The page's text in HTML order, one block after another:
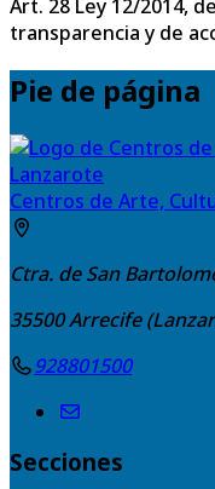
Art. 28 Ley 12/2014,
transparencia y de
Pie de página
Centros de Arte,
Ctra. de San
35500Arrecife
928801500
Secciones